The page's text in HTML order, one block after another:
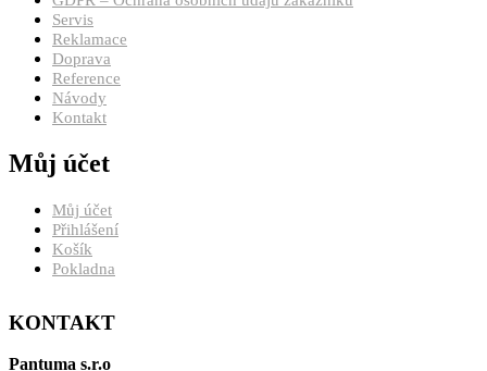
Servis
Reklamace
Doprava
Reference
Návody
Kontakt
Můj účet
Můj účet
Přihlášení
Košík
Pokladna
KONTAKT
Pantuma s.r.o